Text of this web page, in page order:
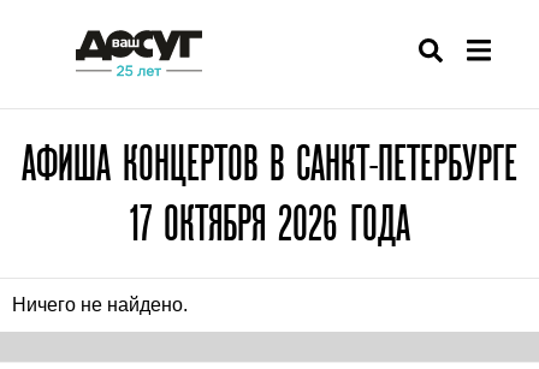
АФИША КОНЦЕРТОВ В САНКТ-ПЕТЕРБУРГЕ
17 ОКТЯБРЯ 2026 ГОДА
Ничего не найдено.